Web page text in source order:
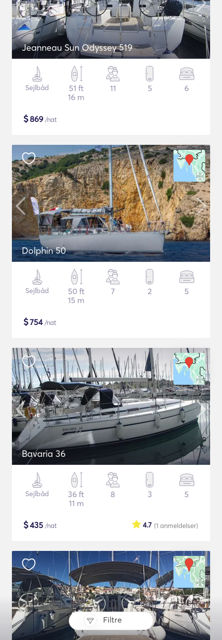
Filtre
Jeanneau Sun Odyssey 519
Sejlbåd
51 ft
16 m
11 5 6
$869 /nat
Dolphin 50
Sejlbåd
50 ft
15 m
7 2 5
$754/nat
Bavaria 36
Sejlbåd
36 ft
11 m
8 3 5
$435 /nat (1 anmeldelser)
4.7